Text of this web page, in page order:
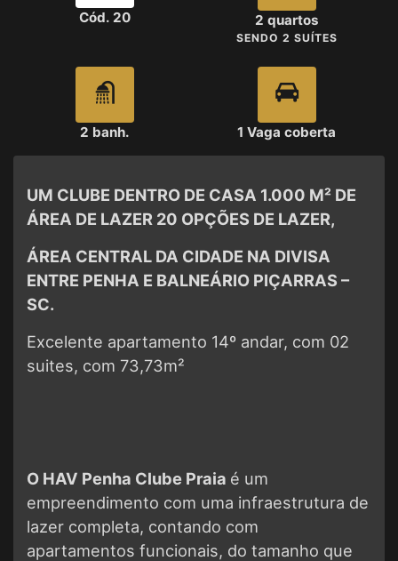
Cód. 20 2 quartos
SENDO 2 SUÍTES
2 banh. 1 Vaga coberta
UM CLUBE DENTRO DE CASA 1.000 M² DE
ÁREA DE LAZER 20 OPÇÕES DE LAZER,
ÁREA CENTRAL DA CIDADE NA DIVISA
ENTRE PENHA E BALNEÁRIO PIÇARRAS –
SC.
Excelente apartamento 14º andar, com 02
suites, com 73,73m²
O HAV Penha Clube Praia é um
empreendimento com uma infraestrutura de
lazer completa, contando com
apartamentos funcionais, do tamanho que